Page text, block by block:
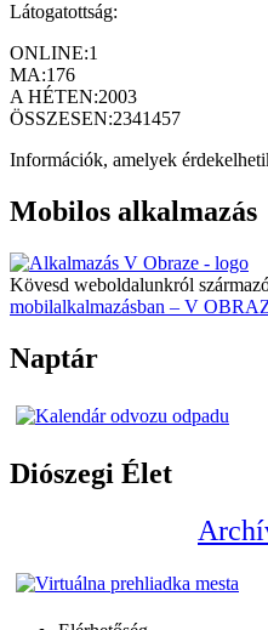
Látogatottság:
ONLINE:1
MA:176
A HÉTEN:2003
ÖSSZESEN:2341457
Információk, amelyek
Mobilos alkalmazás
Kövesd weboldalunkról
mobilalkalmazásban – V
Naptár
Diószegi Élet